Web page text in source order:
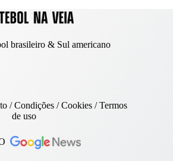
brasileiro & Sul americano
/ Condições /Cookies/Termos
de uso